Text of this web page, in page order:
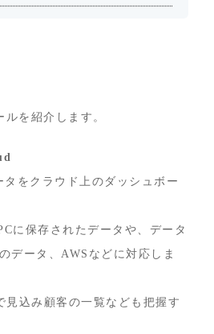
を紹介します。
をクラウド上のダッシュボー
に保存されたデータや、データ
データ、AWSなどに対応しま
見込み顧客の一覧なども把握す